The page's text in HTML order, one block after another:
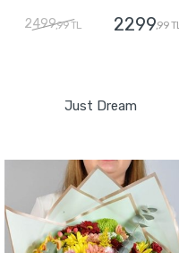
2499,99 TL 2299,99 TL
Just Dream